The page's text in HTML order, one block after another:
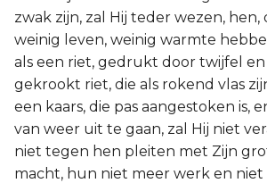
zwak zijn, zal Hij teder wezen, hen,
weinig leven, weinig warmte
als een riet, gedrukt door twijfel en
gekrookt riet, die als rokend vlas
een kaars, die pas aangestoken is,
van weer uit te gaan, zal Hij niet
niet tegen hen pleiten met Zijn
macht, hun niet meer werk en niet